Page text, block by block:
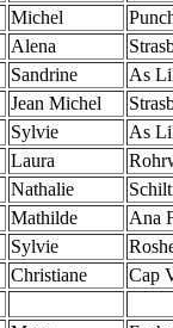
Michel
Alena
Sandrine
As
Jean Michel
Sylvie
As
Laura
Nathalie
Mathilde
Ana
Sylvie
Christiane
Cap